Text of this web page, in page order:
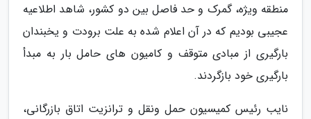
منطقه ویژه، گمرک و حد فاصل بین دو کشور، شاهد اطلاعیه
عجیبی بودیم که در آن اعلام شده به علت برودت و یخبندان
بارگیری از مبادی متوقف و کامیون های حامل بار به مبدأ
بارگیری خود بازگردند.
نایب رئیس کمیسیون حمل ونقل و ترانزیت اتاق بازرگانی،